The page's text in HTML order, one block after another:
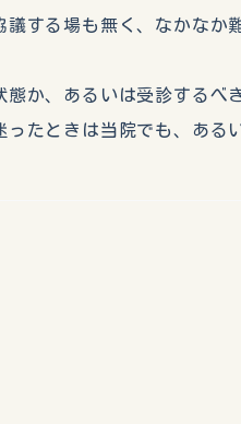
する場も無く、なかなか
か、あるいは受診するべ
ったときは当院でも、ある